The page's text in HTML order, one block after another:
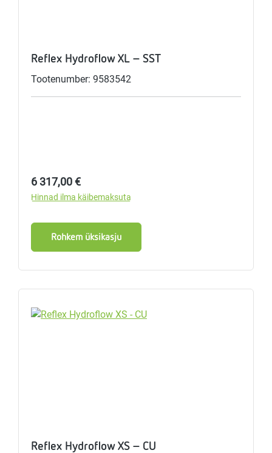
Reflex Hydroflow XL - SST
Tootenumber: 9583542
Tavahind:
6 317,00 €
Hinnad ilma käibemaksuta
Rohkem üksikasju
Reflex Hydroflow XS - CU